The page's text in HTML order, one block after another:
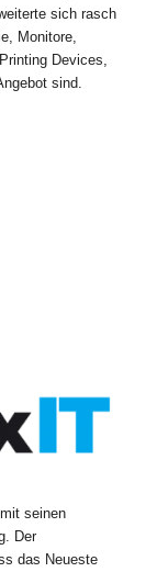
sich rasch
Monitore,
Devices,
sind.
seinen
Der
das Neueste